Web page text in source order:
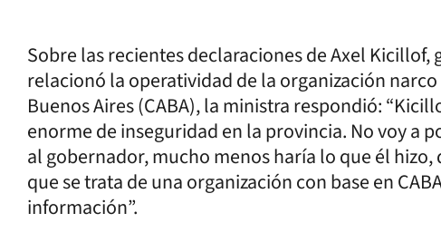
Sobre las recientes declaraciones de Axel
relacionó la operatividad de la organización
Buenos Aires (CABA), la ministra respondió:
enorme de inseguridad en la provincia. No voy a
al gobernador, mucho menos haría lo que él
que se trata de una organización con base en
información”.